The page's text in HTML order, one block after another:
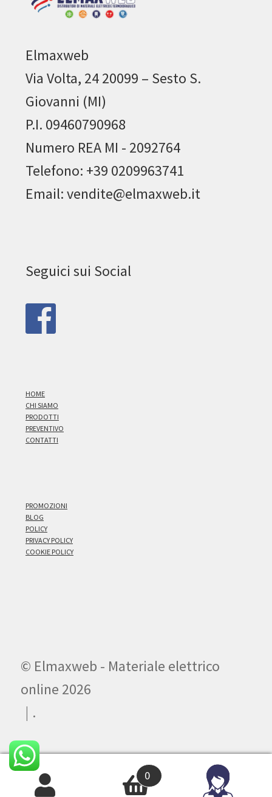
Elmaxweb
Via Volta, 24 20099 – Sesto S.
Giovanni (MI)
P.I. 09460790968
Numero REA MI - 2092764
Telefono: +39 0209963741
Email: vendite@elmaxweb.it
Seguici sui Social
HOME
CHI SIAMO
PRODOTTI
PREVENTIVO
CONTATTI
PROMOZIONI
BLOG
POLICY
PRIVACY POLICY
COOKIE POLICY
© Elmaxweb - Materiale elettrico
online 2026
.
0